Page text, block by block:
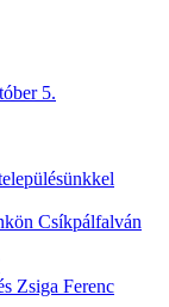
5.
Csíkpálfalván
Zsiga Ferenc